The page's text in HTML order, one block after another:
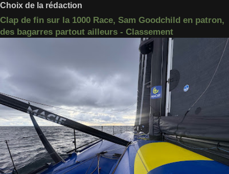
Choix de la rédaction
Clap de fin sur la 1000 Race, Sam Goodchild en patron,
des bagarres partout ailleurs - Classement